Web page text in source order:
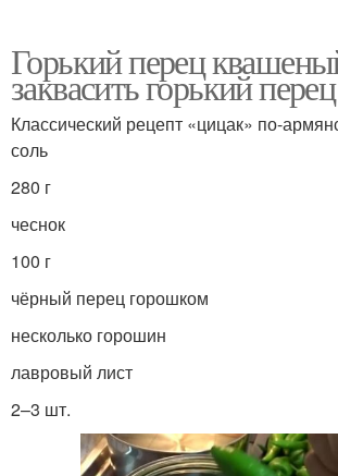
Горький перец
заквасить горький
Классический рецепт «цицак» по-
соль
280 г
чеснок
100 г
чёрный перец горошком
несколько горошин
лавровый лист
2–3 шт.